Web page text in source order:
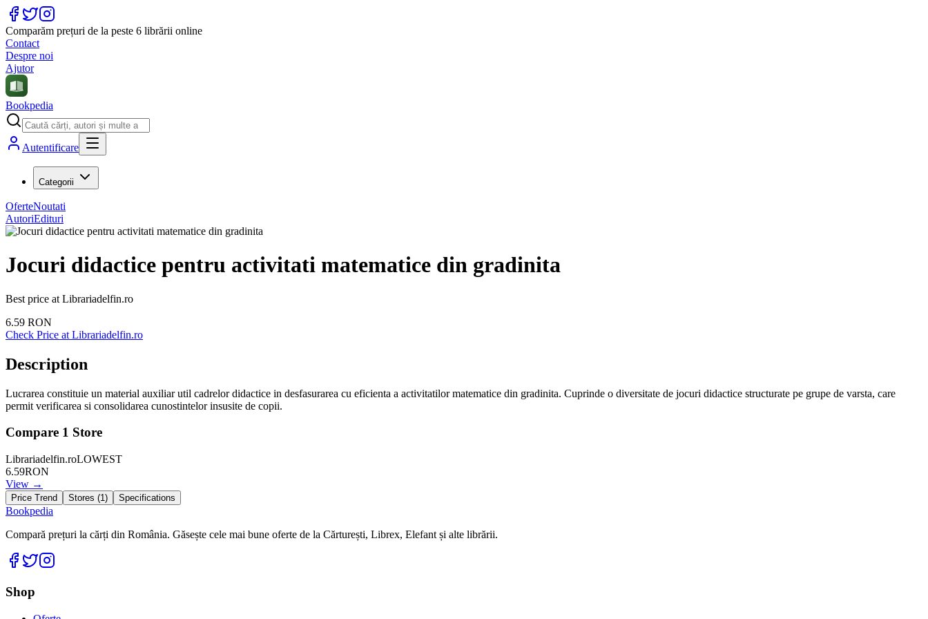
Comparăm prețuri de la peste 6 librării online
Contact
Despre noi
Ajutor
Bookpedia
Autentificare
Categorii
OferteNoutati
AutoriEdituri
Jocuri didactice pentru activitati matematice din gradinita
Best price at Librariadelfin.ro
6.59 RON
Check Price at Librariadelfin.ro
Description
Lucrarea constituie un material auxiliar util cadrelor didactice in desfasurarea cu eficienta a activitatilor matematice din gradinita. Cuprinde o diversitate de jocuri didactice structurate pe grupe de varsta, care
permit verificarea si consolidarea cunostintelor insusite de copii.
Compare 1 Store
Librariadelfin.roLOWEST
6.59RON
View →
Price Trend Stores (1) Specifications
Bookpedia
Compară prețuri la cărți din România. Găsește cele mai bune oferte de la Cărturești, Librex, Elefant și alte librării.
Facebook
Twitter
Shop